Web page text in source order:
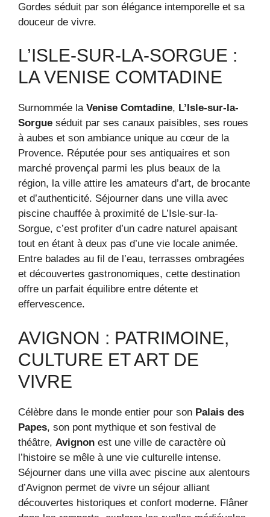
Gordes séduit par son élégance intemporelle et sa
douceur de vivre.
L’ISLE-SUR-LA-SORGUE :
LA VENISE COMTADINE
Surnommée la Venise Comtadine, L’Isle-sur-la-
Sorgue séduit par ses canaux paisibles, ses roues
à aubes et son ambiance unique au cœur de la
Provence. Réputée pour ses antiquaires et son
marché provençal parmi les plus beaux de la
région, la ville attire les amateurs d’art, de brocante
et d’authenticité. Séjourner dans une villa avec
piscine chauffée à proximité de L’Isle-sur-la-
Sorgue, c’est profiter d’un cadre naturel apaisant
tout en étant à deux pas d’une vie locale animée.
Entre balades au fil de l’eau, terrasses ombragées
et découvertes gastronomiques, cette destination
offre un parfait équilibre entre détente et
effervescence.
AVIGNON : PATRIMOINE,
CULTURE ET ART DE
VIVRE
Célèbre dans le monde entier pour son Palais des
Papes, son pont mythique et son festival de
théâtre, Avignon est une ville de caractère où
l’histoire se mêle à une vie culturelle intense.
Séjourner dans une villa avec piscine aux alentours
d’Avignon permet de vivre un séjour alliant
découvertes historiques et confort moderne. Flâner